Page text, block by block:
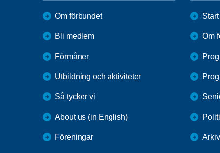
Om förbundet
Bli medlem
Förmåner
Utbildning och aktiviteter
Så tycker vi
About us (in English)
Föreningar
Start
Om
Arkiv